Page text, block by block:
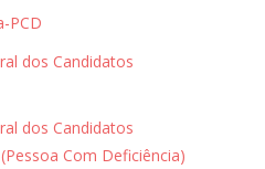
PCD
dos Candidatos
dos Candidatos
Com Deficiência)